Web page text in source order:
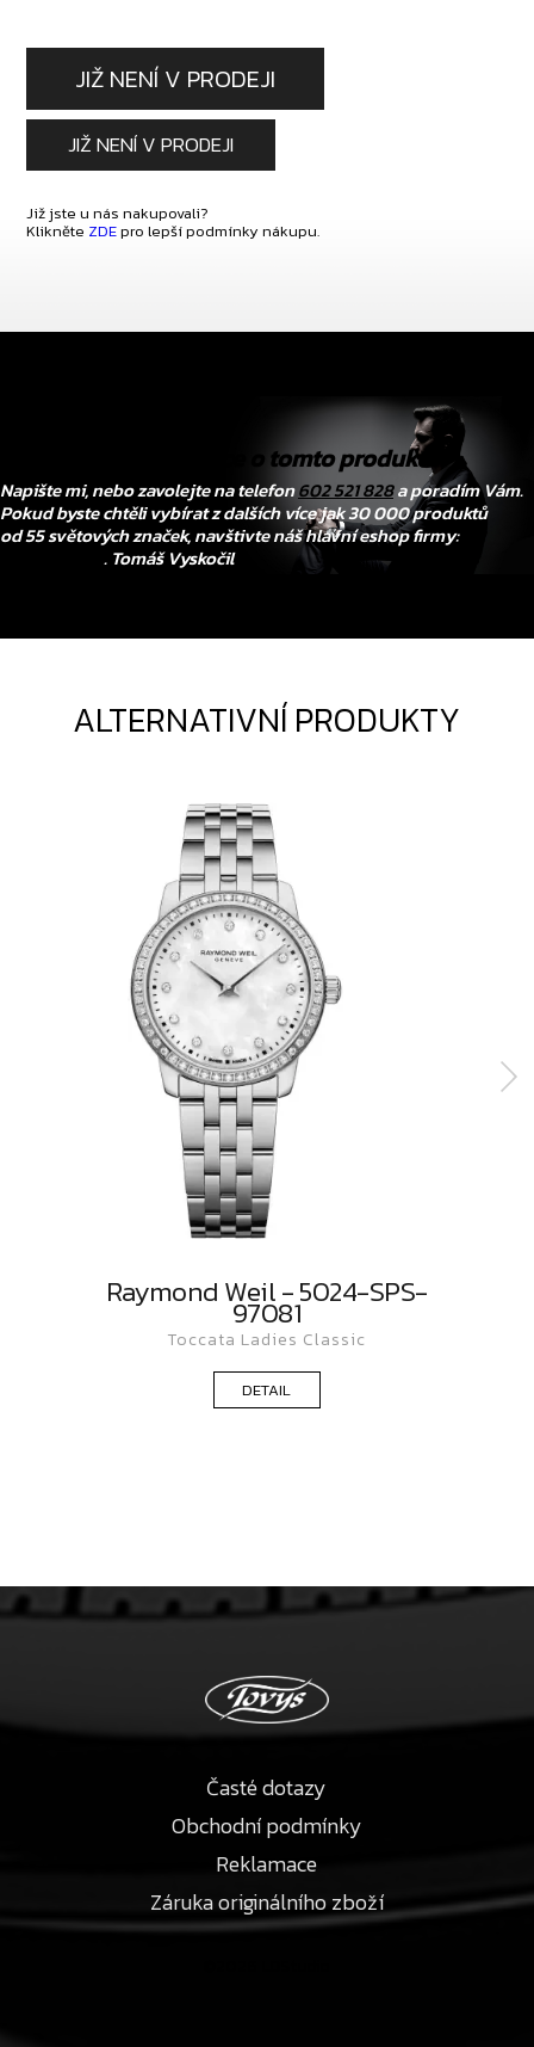
JIŽ NENÍ V PRODEJI
JIŽ NENÍ V PRODEJI
Již jste u nás nakupovali?
Klikněte ZDEpro lepší podmínky nákupu.
Chtěli byste vědět více o tomto produktu?
Napište mi, nebo zavolejte na telefon602 521 828a poradím Vám.
Pokud byste chtěli vybírat z dalších více jak 30 000 produktů
od 55 světových značek, navštivte náš hlavní eshop firmy:
. Tomáš Vyskočil
ALTERNATIVNÍ PRODUKTY
Raymond Weil - 5024-SPS-
97081
Toccata Ladies Classic
DETAIL
Časté dotazy
Obchodní podmínky
Reklamace
Záruka originálního zboží